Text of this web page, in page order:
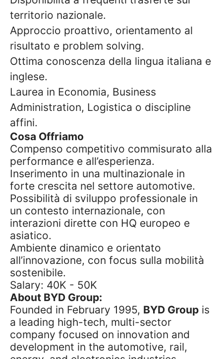
territorio nazionale.
Approccio proattivo, orientamento al
risultato e problem solving.
Ottima conoscenza della lingua italiana e
inglese.
Laurea in Economia, Business
Administration, Logistica o discipline
affini.
Cosa Offriamo
Compenso competitivo commisurato alla
performance e all’esperienza.
Inserimento in una multinazionale in
forte crescita nel settore automotive.
Possibilità di sviluppo professionale in
un contesto internazionale, con
interazioni dirette con HQ europeo e
asiatico.
Ambiente dinamico e orientato
all’innovazione, con focus sulla mobilità
sostenibile.
Salary: 40K - 50K
About BYD Group:
Founded in February 1995, BYD Group is
a leading high-tech, multi-sector
company focused on innovation and
development in the automotive, rail,